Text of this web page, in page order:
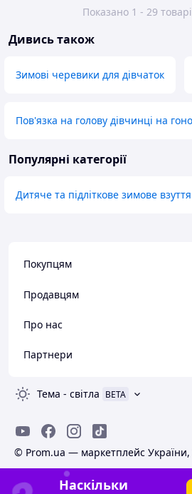
Показано 1 - 29
Дивись також
Зимові черевики для дівчаток
Пов'язка на голову дівчинці на
Популярні категорії
Дитяче та підліткове зимове взуття
Покупцям
Продавцям
Про нас
Партнери
Тема - світла BETA
© Prom.ua — маркетплейс України,
Наскільки